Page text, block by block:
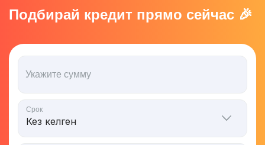
Подбирай кредит прямо сейчас 🎉
Укажите сумму
Срок